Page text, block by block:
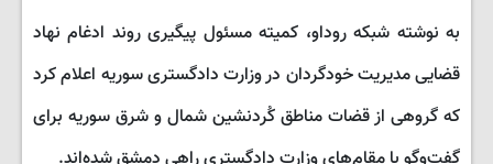
به نوشته شبکه روداو، کمیته مسئول پیگیری روند ادغام نهاد
قضایی مدیریت خودگردان در وزارت دادگستری سوریه اعلام کرد
که گروهی از قضات مناطق کُردنشین شمال و شرق سوریه برای